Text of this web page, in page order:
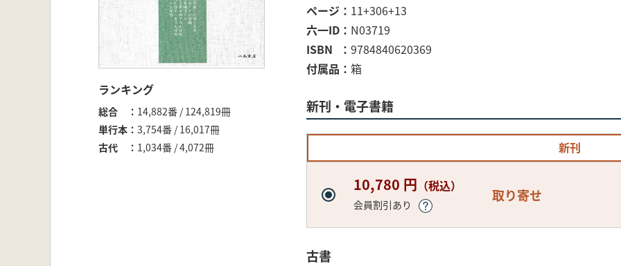
ランキング
総合
14,882番 / 124,819冊
単行本
3,754番 / 16,017冊
古代
1,034番 / 4,072冊
ページ
11+306+13
六一ID
N03719
ISBN
9784840620369
付属品
箱
新刊・電子書籍
新刊
10,780 円 （税込）
会員割引あり
取り寄せ
古書